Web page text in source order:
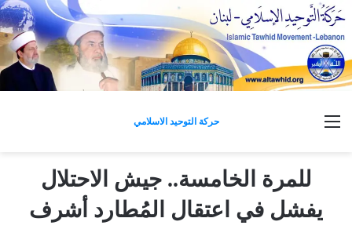
حركة التوحيد الاسلامي
للمرة الخامسة.. جيش الاحتلال
يفشل في اعتقال المُطارد أشرف